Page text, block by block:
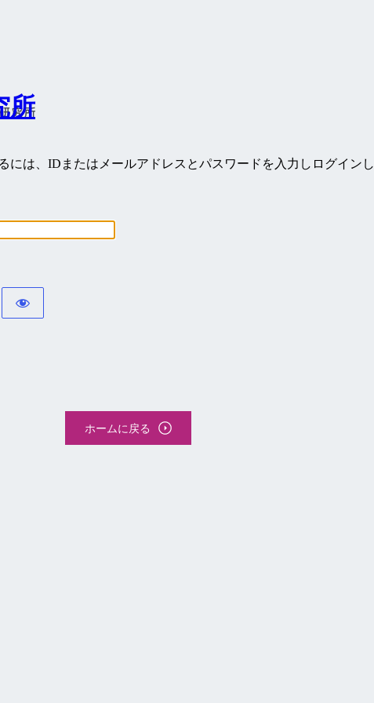
所
には、IDまたはメールアドレスとパスワードを入力しログインし
ホームに戻る